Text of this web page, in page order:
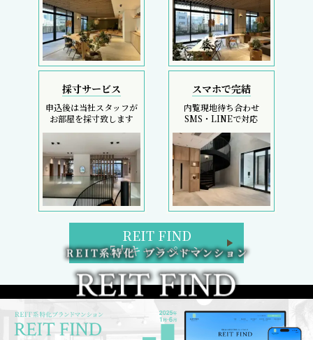
採寸サービス
申込後は当社スタッフが
お部屋を採寸致します
スマホで完結
内覧現地待ち合わせ
SMS・LINEで対応
REIT FIND
5大キャンペーン